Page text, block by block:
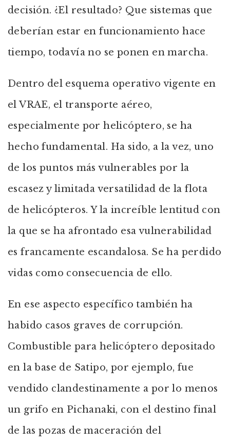
decisión. ¿El resultado? Que sistemas que
deberían estar en funcionamiento hace
tiempo, todavía no se ponen en marcha.
Dentro del esquema operativo vigente en
el VRAE, el transporte aéreo,
especialmente por helicóptero, se ha
hecho fundamental. Ha sido, a la vez, uno
de los puntos más vulnerables por la
escasez y limitada versatilidad de la flota
de helicópteros. Y la increíble lentitud con
la que se ha afrontado esa vulnerabilidad
es francamente escandalosa. Se ha perdido
vidas como consecuencia de ello.
En ese aspecto específico también ha
habido casos graves de corrupción.
Combustible para helicóptero depositado
en la base de Satipo, por ejemplo, fue
vendido clandestinamente a por lo menos
un grifo en Pichanaki, con el destino final
de las pozas de maceración del